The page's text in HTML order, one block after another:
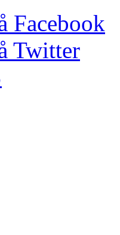
Facebook
Twitter